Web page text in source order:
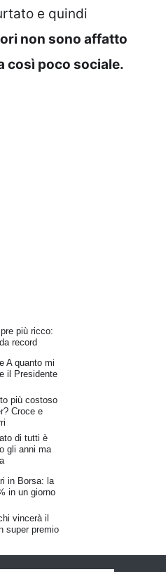
e quindi
non sono affatto
così poco sociale.
più ricco:
record
A quanto mi
il Presidente
più costoso
Croce e
di tutti è
gli anni ma
in Borsa: la
in un giorno
vincerà il
super premio